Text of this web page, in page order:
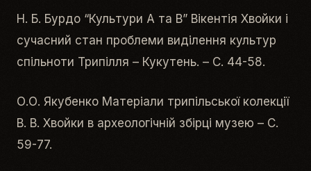
Н. Б. Бурдо “Культури А та В” Вікентія Хвойки і
сучасний стан проблеми виділення культур
спільноти Трипілля – Кукутень. – С. 44-58.
О.О. Якубенко Матеріали трипільської колекції
В. В. Хвойки в археологічній збірці музею – С.
59-77.